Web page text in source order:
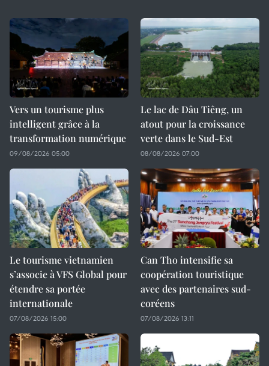
Vers un tourisme plus
intelligent grâce à la
transformation numérique
09/08/2026 05:00
Le lac de Dâu Tiêng, un
atout pour la croissance
verte dans le Sud-Est
08/08/2026 07:00
Le tourisme vietnamien
s’associe à VFS Global pour
étendre sa portée
internationale
07/08/2026 15:00
Can Tho intensifie sa
coopération touristique
avec des partenaires sud-
coréens
07/08/2026 13:11